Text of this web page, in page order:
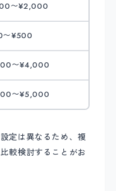
〜¥2,000
〜¥500
〜¥4,000
〜¥5,000
定は異なるため、複
較検討することがお